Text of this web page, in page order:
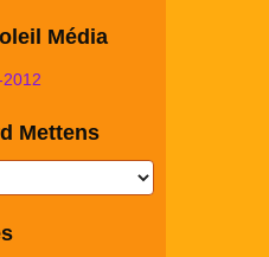
Média
Mettens